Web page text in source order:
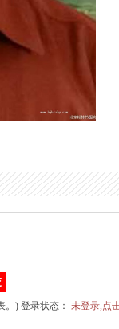
) 登录状态： 未登录,点